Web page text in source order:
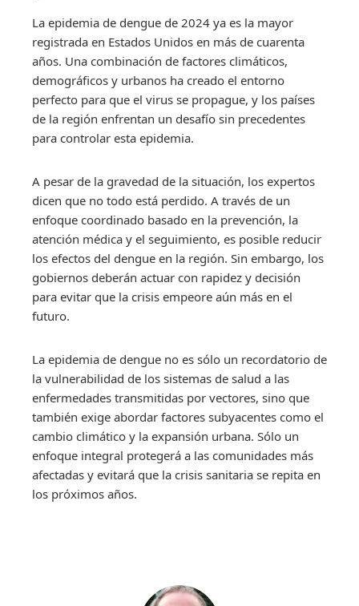
La epidemia de dengue de 2024 ya es la mayor
registrada en Estados Unidos en más de cuarenta
años. Una combinación de factores climáticos,
demográficos y urbanos ha creado el entorno
perfecto para que el virus se propague, y los países
de la región enfrentan un desafío sin precedentes
para controlar esta epidemia.
A pesar de la gravedad de la situación, los expertos
dicen que no todo está perdido. A través de un
enfoque coordinado basado en la prevención, la
atención médica y el seguimiento, es posible reducir
los efectos del dengue en la región. Sin embargo, los
gobiernos deberán actuar con rapidez y decisión
para evitar que la crisis empeore aún más en el
futuro.
La epidemia de dengue no es sólo un recordatorio de
la vulnerabilidad de los sistemas de salud a las
enfermedades transmitidas por vectores, sino que
también exige abordar factores subyacentes como el
cambio climático y la expansión urbana. Sólo un
enfoque integral protegerá a las comunidades más
afectadas y evitará que la crisis sanitaria se repita en
los próximos años.